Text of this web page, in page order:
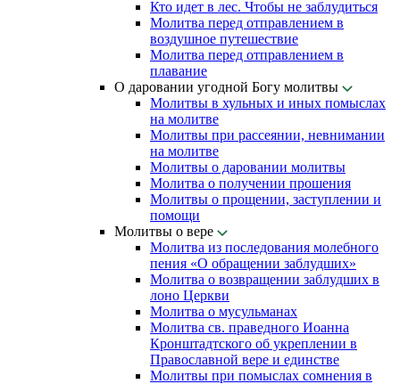
Кто идет в лес. Чтобы не заблудиться
Молитва перед отправлением в
воздушное путешествие
Молитва перед отправлением в
плавание
О даровании угодной Богу молитвы
Молитвы в хульных и иных помыслах
на молитве
Молитвы при рассеянии, невнимании
на молитве
Молитвы о даровании молитвы
Молитва о получении прошения
Молитвы о прощении, заступлении и
помощи
Молитвы о вере
Молитва из последования молебного
пения «О обращении заблудших»
Молитва о возвращении заблудших в
лоно Церкви
Молитва о мусульманах
Молитва св. праведного Иоанна
Кронштадтского об укреплении в
Православной вере и единстве
Молитвы при помыслах сомнения в